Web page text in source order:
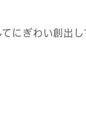
にぎわい創出